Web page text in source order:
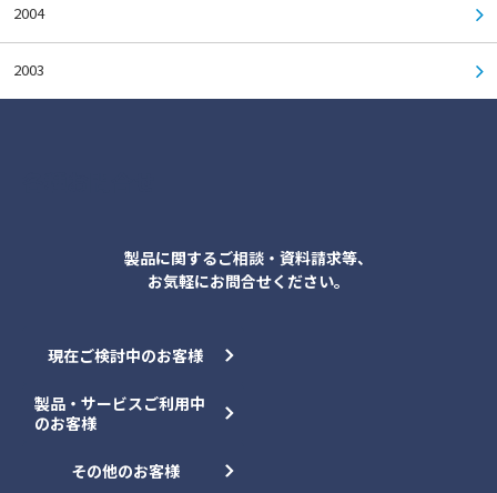
2004
2003
製品に関するご相談・資料請求等、
お気軽にお問合せください。
現在ご検討中のお客様
製品・サービスご利用中
のお客様
その他のお客様